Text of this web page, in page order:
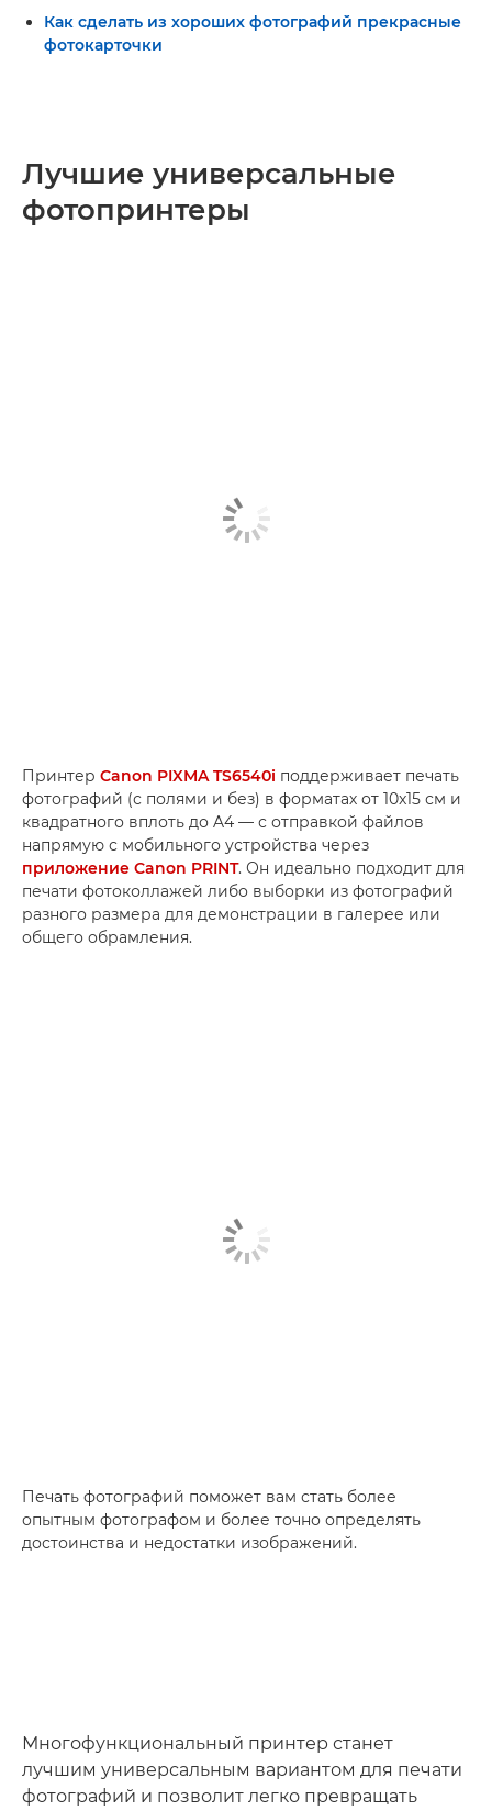
Как сделать из хороших фотографий прекрасные
фотокарточки
Лучшие универсальные
фотопринтеры
Принтер Canon PIXMA TS6540i поддерживает печать
фотографий (с полями и без) в форматах от 10x15 см и
квадратного вплоть до A4 — с отправкой файлов
напрямую с мобильного устройства через
приложение Canon PRINT. Он идеально подходит для
печати фотоколлажей либо выборки из фотографий
разного размера для демонстрации в галерее или
общего обрамления.
Печать фотографий поможет вам стать более
опытным фотографом и более точно определять
достоинства и недостатки изображений.
Многофункциональный принтер станет
лучшим универсальным вариантом для печати
фотографий и позволит легко превращать